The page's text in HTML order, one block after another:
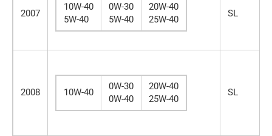
2007
10W-40
5W-40
0W-30
5W-40
20W-40
25W-40
SL
2008 10W-40
0W-30
0W-40
20W-40
25W-40
SL